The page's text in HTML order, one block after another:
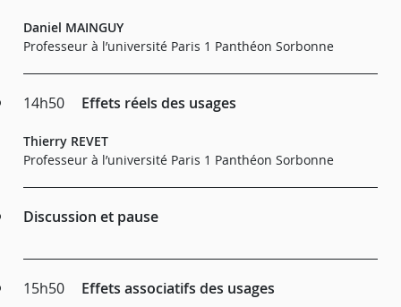
Daniel MAINGUY
Professeur à l’université Paris 1 Panthéon Sorbonne
14h50 Effets réels des usages
Thierry REVET
Professeur à l’université Paris 1 Panthéon Sorbonne
Discussion et pause
15h50 Effets associatifs des usages